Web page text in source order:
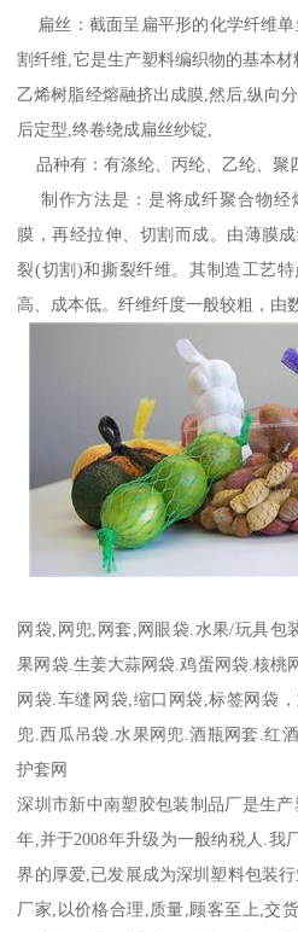
扁丝：截面呈扁平形的化学纤维
割纤维,它是生产塑料编织物的基本
乙烯树脂经熔融挤出成膜,然后,纵向
后定型,终卷绕成扁丝纱锭,
品种有：有涤纶、丙纶、乙纶、聚
制作方法是：是将成纤聚合物经
膜，再经拉伸、切割而成。由薄膜
裂(切割)和撕裂纤维。其制造工艺
高、成本低。纤维纤度一般较粗，由
网袋,网兜,网套,网眼袋.水果/玩具包
果网袋.生姜大蒜网袋.鸡蛋网袋.核桃
网袋.车缝网袋,缩口网袋,标签网袋
兜.西瓜吊袋.水果网兜.酒瓶网套.红
护套网
深圳市新中南塑胶包装制品厂是生
年,并于2008年升级为一般纳税人.我
界的厚爱,已发展成为深圳塑料包装
厂家,以价格合理,质量,顾客至上,交